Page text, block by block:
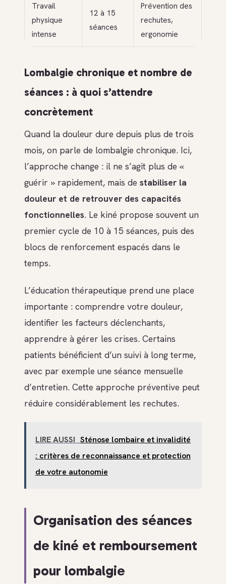
Travail
physique
intense
12 à 15
séances
Prévention des
rechutes,
ergonomie
Lombalgie chronique et nombre de
séances : à quoi s’attendre
concrètement
Quand la douleur dure depuis plus de trois
mois, on parle de lombalgie chronique. Ici,
l’approche change : il ne s’agit plus de «
guérir » rapidement, mais de stabiliser la
douleur et de retrouver des capacités
fonctionnelles. Le kiné propose souvent un
premier cycle de 10 à 15 séances, puis des
blocs de renforcement espacés dans le
temps.
L’éducation thérapeutique prend une place
importante : comprendre votre douleur,
identifier les facteurs déclenchants,
apprendre à gérer les crises. Certains
patients bénéficient d’un suivi à long terme,
avec par exemple une séance mensuelle
d’entretien. Cette approche préventive peut
réduire considérablement les rechutes.
LIRE AUSSI Sténose lombaire et invalidité
: critères de reconnaissance et protection
de votre autonomie
Organisation des séances
de kiné et remboursement
pour lombalgie